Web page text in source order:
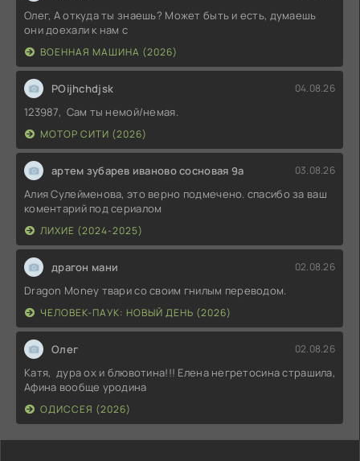
Олег, А откуда ты знаешь? Может быть и есть, думаешь
они доехали к нам с
ВОЕННАЯ МАШИНА (2026)
POijhchdjsk 04.08.26
123987, Сам ты немой/немая.
МОТОР СИТИ (2026)
артем зубарев иваново сосновая 9а 03.08.26
Алия Сулейменова, это верно подмечено. спасибо за ваш
коментарий под сериалом
ЛИХИЕ (2024-2025)
драгон мани 02.08.26
Dragon Money твари со своим гнилым переводом.
ЧЕЛОВЕК-ПАУК: НОВЫЙ ДЕНЬ (2026)
Олег 02.08.26
Катя, дура ох и блювотина!!! Елена негретосина страшила,
Афина вообще уродина
ОДИССЕЯ (2026)